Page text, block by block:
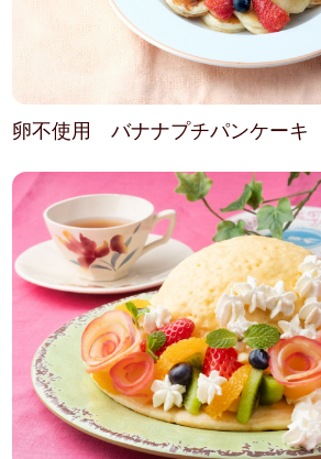
卵不使用 バナナプチパンケーキ